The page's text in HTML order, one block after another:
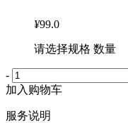
¥99.0
请选择规格 数量
-
加入购物车
服务说明